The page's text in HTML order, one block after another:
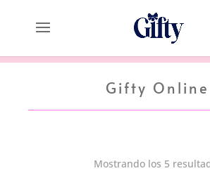
Gifty Online
Mostrando los 5